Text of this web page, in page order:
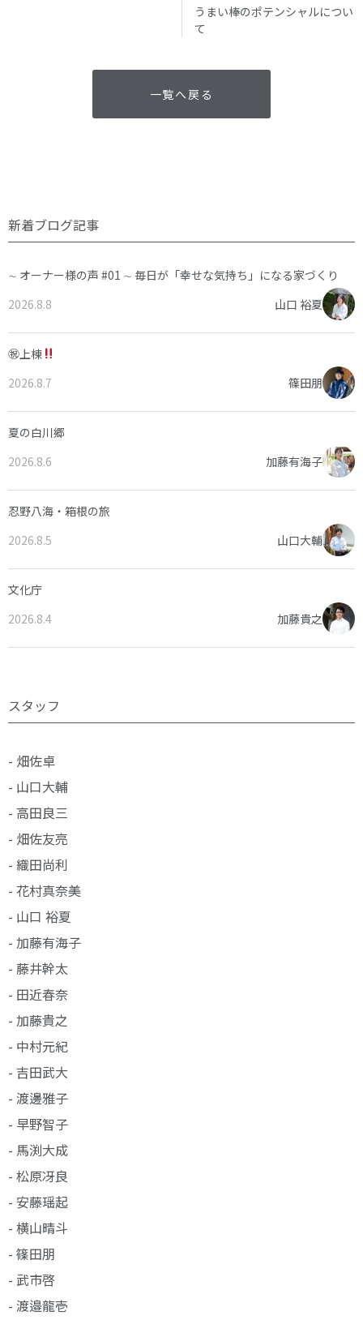
うまい棒のポテンシャルについ
て
一覧へ戻る
新着ブログ記事
∼ オーナー様の声 #01 ∼ 毎日が「幸せな気持ち」になる家づくり
2026.8.8
山口 裕夏
㊗上棟
2026.8.7
篠田朋
夏の白川郷
2026.8.6
加藤有海子
忍野八海・箱根の旅
2026.8.5
山口大輔
文化庁
2026.8.4
加藤貴之
スタッフ
- 畑佐卓
- 山口大輔
- 高田良三
- 畑佐友亮
- 織田尚利
- 花村真奈美
- 山口 裕夏
- 加藤有海子
- 藤井幹太
- 田近春奈
- 加藤貴之
- 中村元紀
- 吉田武大
- 渡邊雅子
- 早野智子
- 馬渕大成
- 松原冴良
- 安藤瑶起
- 横山晴斗
- 篠田朋
- 武市啓
- 渡邉龍壱